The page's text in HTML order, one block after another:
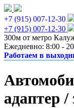
+7 (915) 007-12-30
+7 (915) 007-12-30
300м от метро
Ежедневно: 8:00 -
Работаем в
адаптер /